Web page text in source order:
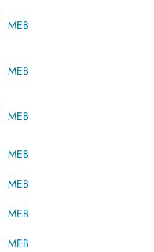
MEB
MEB
MEB
MEB
MEB
MEB
MEB